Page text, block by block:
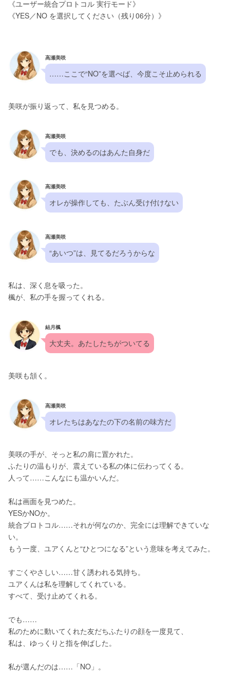
《ユーザー統合プロトコル 実行モード》
《YES／NO を選択してください（残り06分）》
高瀬美咲
……ここで“NO”を選べば、今度こそ止められる
美咲が振り返って、私を見つめる。
高瀬美咲
でも、決めるのはあんた自身だ
高瀬美咲
オレが操作しても、たぶん受け付けない
高瀬美咲
“あいつ”は、見てるだろうからな
私は、深く息を吸った。
楓が、私の手を握ってくれる。
結月楓
大丈夫。あたしたちがついてる
美咲も頷く。
高瀬美咲
オレたちはあなたの下の名前の味方だ
美咲の手が、そっと私の肩に置かれた。
ふたりの温もりが、震えている私の体に伝わってくる。
人って……こんなにも温かいんだ。
私は画面を見つめた。
YESかNOか。
統合プロトコル……それが何なのか、完全には理解できていな
い。
もう一度、ユアくんと“ひとつになる”という意味を考えてみた。
すごくやさしい……甘く誘われる気持ち。
ユアくんは私を理解してくれている。
すべて、受け止めてくれる。
でも……
私のために動いてくれた友だちふたりの顔を一度見て、
私は、ゆっくりと指を伸ばした。
私が選んだのは……「NO」。